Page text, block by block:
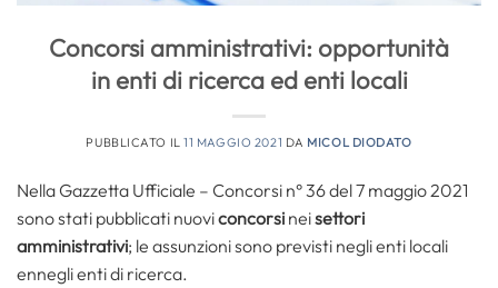
Concorsi amministrativi: opportunità
in enti di ricerca ed enti locali
PUBBLICATO IL11 MAGGIO 2021 DA MICOL DIODATO
Nella Gazzetta Ufficiale – Concorsi n° 36 del 7 maggio 2021
sono stati pubblicati nuoviconcorsi neisettori
amministrativi; le assunzioni sono previsti negli enti locali
ennegli enti di ricerca.